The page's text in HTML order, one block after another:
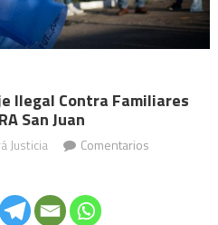
Ilegal Contra Familiares
San Juan
Justicia
Comentarios